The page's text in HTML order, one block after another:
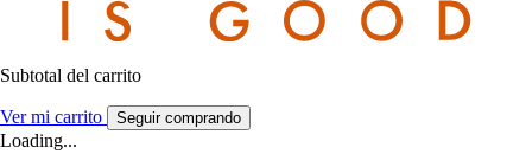
Subtotal del carrito
Ver mi carrito Seguir comprando
Loading...